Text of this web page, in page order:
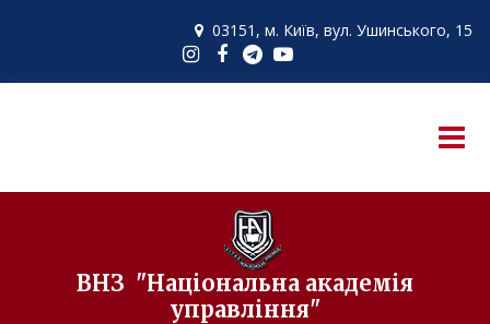
 03151, м. Київ, вул. Ушинського, 15
ВНЗ "Національна академія
управління"